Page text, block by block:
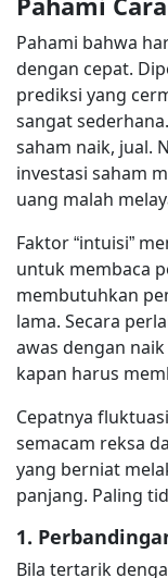
Pahami bahwa
dengan cepat.
prediksi yang
sangat
saham naik, jual.
investasi saham
uang malah
Faktor “intuisi”
untuk membaca
membutuhkan
lama. Secara
awas dengan
kapan harus
Cepatnya
semacam reksa
yang berniat
panjang. Paling
1.
Bila tertarik